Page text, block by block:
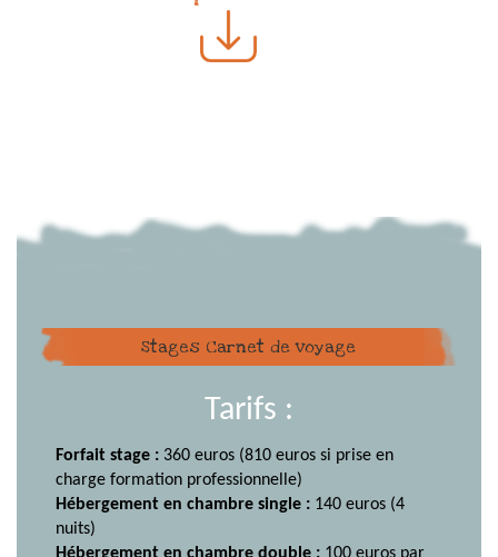
Stages Carnet de voyage
Tarifs :
Forfait stage : 360 euros (810 euros si prise en
charge formation professionnelle)
Hébergement en chambre single : 140 euros (4
nuits)